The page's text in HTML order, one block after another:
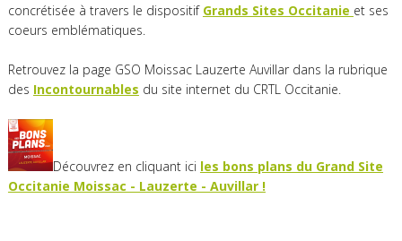
concrétisée à travers le dispositif Grands Sites Occitanie et ses
coeurs emblématiques.
Retrouvez la page GSO Moissac Lauzerte Auvillar dans la rubrique
des Incontournables du site internet du CRTL Occitanie.
Découvrez en cliquant ici les bons plans du Grand Site
Occitanie Moissac - Lauzerte - Auvillar !